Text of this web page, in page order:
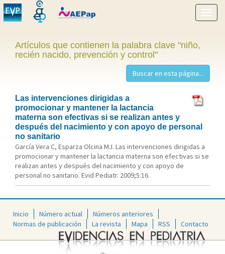
menú
Artículos que contienen la palabra clave "niño,
recién nacido, prevención y control"
Las intervenciones dirigidas a
promocionar y mantener la lactancia
materna son efectivas si se realizan antes y
después del nacimiento y con apoyo de personal
no sanitario
García Vera C, Esparza Olcina MJ. Las intervenciones dirigidas a
promocionar y mantener la lactancia materna son efectivas si se
realizan antes y después del nacimiento y con apoyo de
personal no sanitario. Evid Pediatr. 2009;5:16.
Inicio Número actual
Números anteriores
Normas de publicación
La revista Mapa RSS Contacto